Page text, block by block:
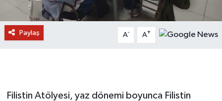
Paylaş A- A+
Filistin Atölyesi, yaz dönemi boyunca Filistin